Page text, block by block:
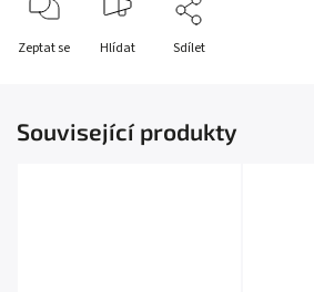
Zeptat se Hlídat Sdílet
Související produkty